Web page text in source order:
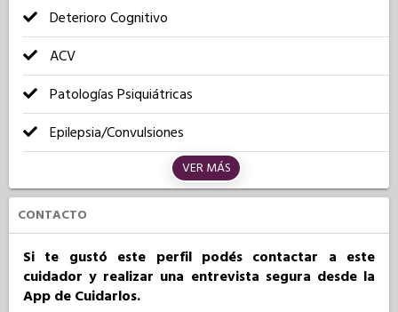
Deterioro Cognitivo
ACV
Patologías Psiquiátricas
Epilepsia/Convulsiones
VER MÁS
CONTACTO
Si te gustó este perfil podés contactar a este
cuidador y realizar una entrevista segura desde la
App de Cuidarlos.